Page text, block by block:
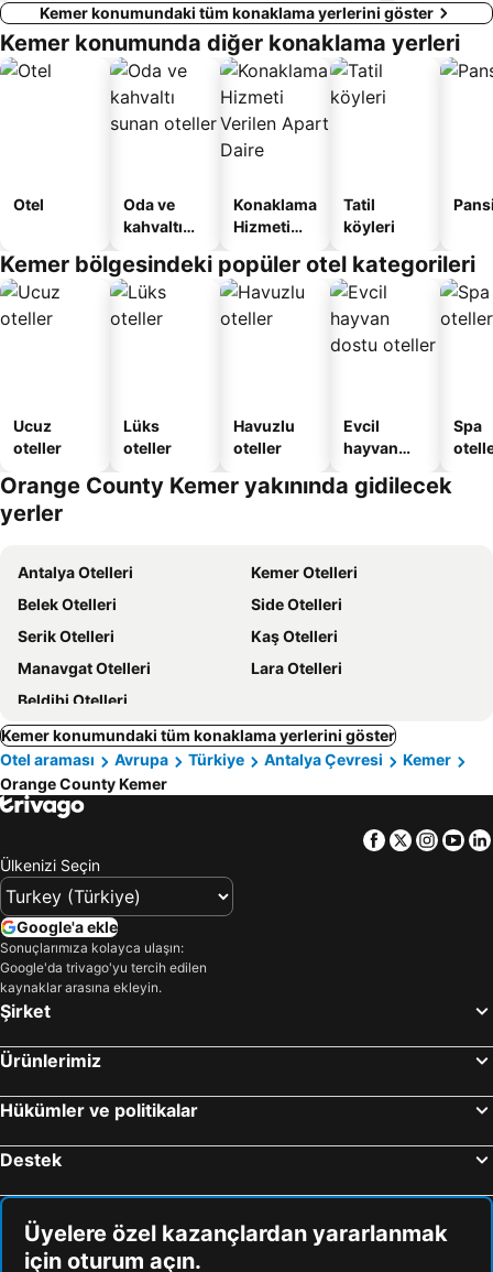
Kemer konumundaki tüm konaklama yerlerini göster
Kemer konumunda diğer konaklama yerleri
Otel
Oda ve
kahvaltı
oteller
Konaklama
Hizmeti
Apart
Daire
Tatil
köyleri
Kemer bölgesindeki popüler otel kategorileri
Ucuz
oteller
Lüks
oteller
Havuzlu
oteller
Evcil
hayvan
oteller
Spa
Orange County Kemer yakınında gidilecek
yerler
Antalya Otelleri
Kemer Otelleri
Belek Otelleri
Side Otelleri
Serik Otelleri
Kaş Otelleri
Manavgat Otelleri
Lara Otelleri
Beldibi Otelleri
Kemer konumundaki tüm konaklama yerlerini göster
Otel araması
Avrupa Türkiye Antalya Çevresi
Kemer
Orange County Kemer
Facebook
Twitter
Ülkenizi Seçin
Google'a ekle
Sonuçlarımıza kolayca ulaşın:
Google'da trivago'yu tercih edilen
kaynaklar arasına ekleyin.
Şirket
Ürünlerimiz
Hükümler ve politikalar
Destek
Üyelere özel kazançlardan yararlanmak
için oturum açın.